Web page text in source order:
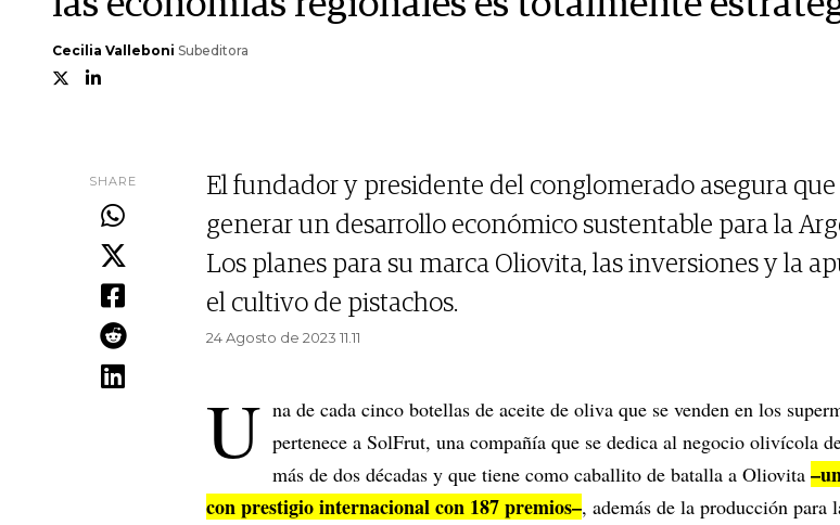
Cecilia Valleboni Subeditora
SHARE
El fundador y presidente del conglomerado asegura
generar un desarrollo económico sustentable para la
Los planes para su marca Oliovita, las inversiones y la
el cultivo de pistachos.
24 Agosto de 2023 11.11
U na de cada cinco botellas de aceite de oliva que se venden en los
pertenece a SolFrut, una compañía que se dedica al negocio olivícola
más de dos décadas y que tiene como caballito de batalla a Oliovita
con prestigio internacional con 187 premios–, además de la producción para